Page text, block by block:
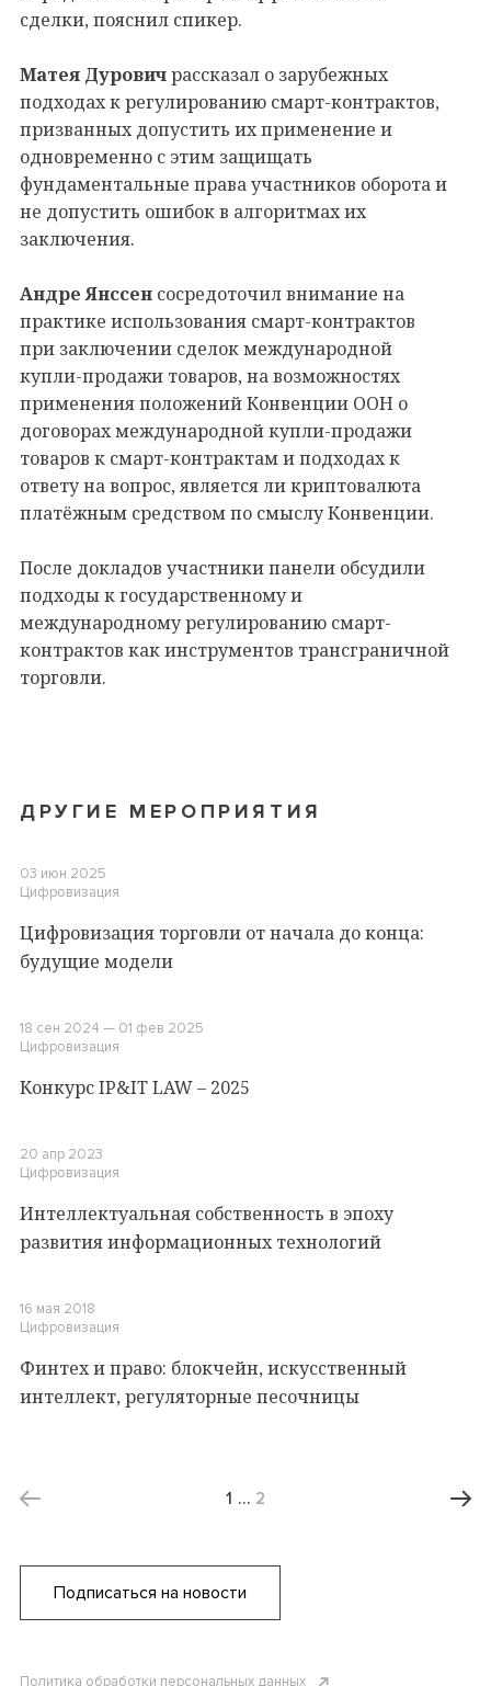
сделки, пояснил спикер.
Матея Дуровичрассказал о зарубежных
подходах к регулированию смарт-контрактов,
призванных допустить их применение и
одновременно с этим защищать
фундаментальные права участников оборота и
не допустить ошибок в алгоритмах их
заключения.
Андре Янссен сосредоточил внимание на
практике использования смарт-контрактов
при заключении сделок международной
купли-продажи товаров, на возможностях
применения положений Конвенции ООН о
договорах международной купли-продажи
товаров к смарт-контрактам и подходах к
ответу на вопрос, является ли криптовалюта
платёжным средством по смыслу Конвенции.
После докладов участники панели обсудили
подходы к государственному и
международному регулированию смарт-
контрактов как инструментов трансграничной
торговли.
ДРУГИЕ МЕРОПРИЯТИЯ
03 июн 2025
Цифровизация
Цифровизация торговли от начала до конца:
будущие модели
18 сен 2024 — 01 фев 2025
Цифровизация
Конкурс IP&IT LAW – 2025
20 апр 2023
Цифровизация
Интеллектуальная собственность в эпоху
развития информационных технологий
16 мая 2018
Цифровизация
Финтех и право: блокчейн, искусственный
интеллект, регуляторные песочницы
1 … 2
Подписаться на новости
Политика обработки персональных данных